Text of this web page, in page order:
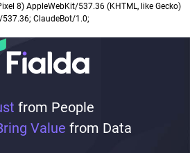
from People
Value from Data
8) AppleWebKit/537.36 (KHTML, like Gecko)
ClaudeBot/1.0;